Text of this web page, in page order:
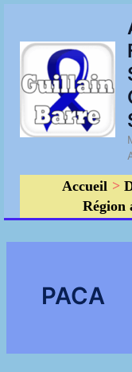
contenu
Accueil
Région
PACA